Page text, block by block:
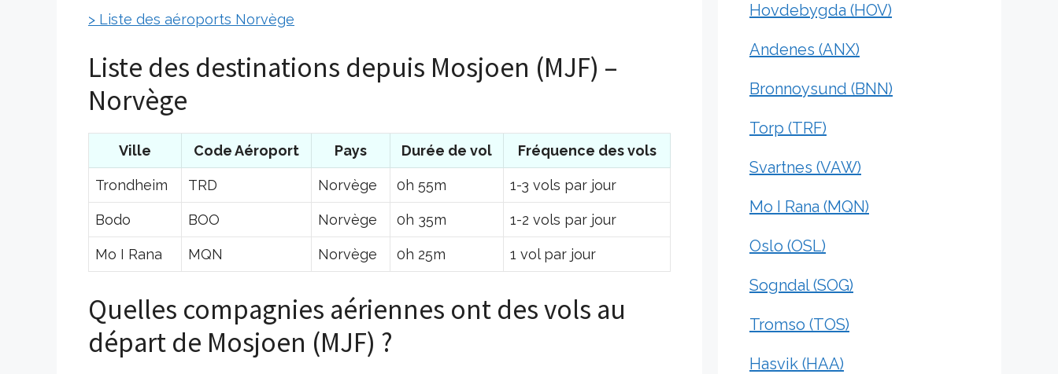
> Liste des aéroports Norvège
Liste des destinations depuis Mosjoen (MJF) –
Norvège
Ville Code Aéroport Pays Durée de vol Fréquence des vols
Trondheim TRD Norvège 0h 55m 1-3 vols par jour
Bodo BOO Norvège 0h 35m 1-2 vols par jour
Mo I Rana MQN Norvège 0h 25m 1 vol par jour
Quelles compagnies aériennes ont des vols au
départ de Mosjoen (MJF) ?
Hovdebygda (HOV)
Andenes (ANX)
Bronnoysund (BNN)
Torp (TRF)
Svartnes (VAW)
Mo I Rana (MQN)
Oslo (OSL)
Sogndal (SOG)
Tromso (TOS)
Hasvik (HAA)